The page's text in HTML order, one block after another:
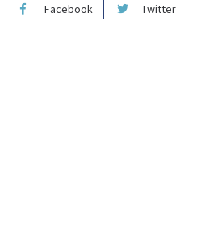
Facebook Twitter